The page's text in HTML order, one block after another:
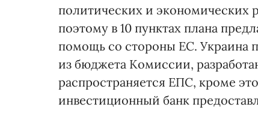
политических и экономических
поэтому в 10 пунктах плана
помощь со стороны ЕС. Украина
из бюджета Комиссии,
распространяется ЕПС, кроме
инвестиционный банк